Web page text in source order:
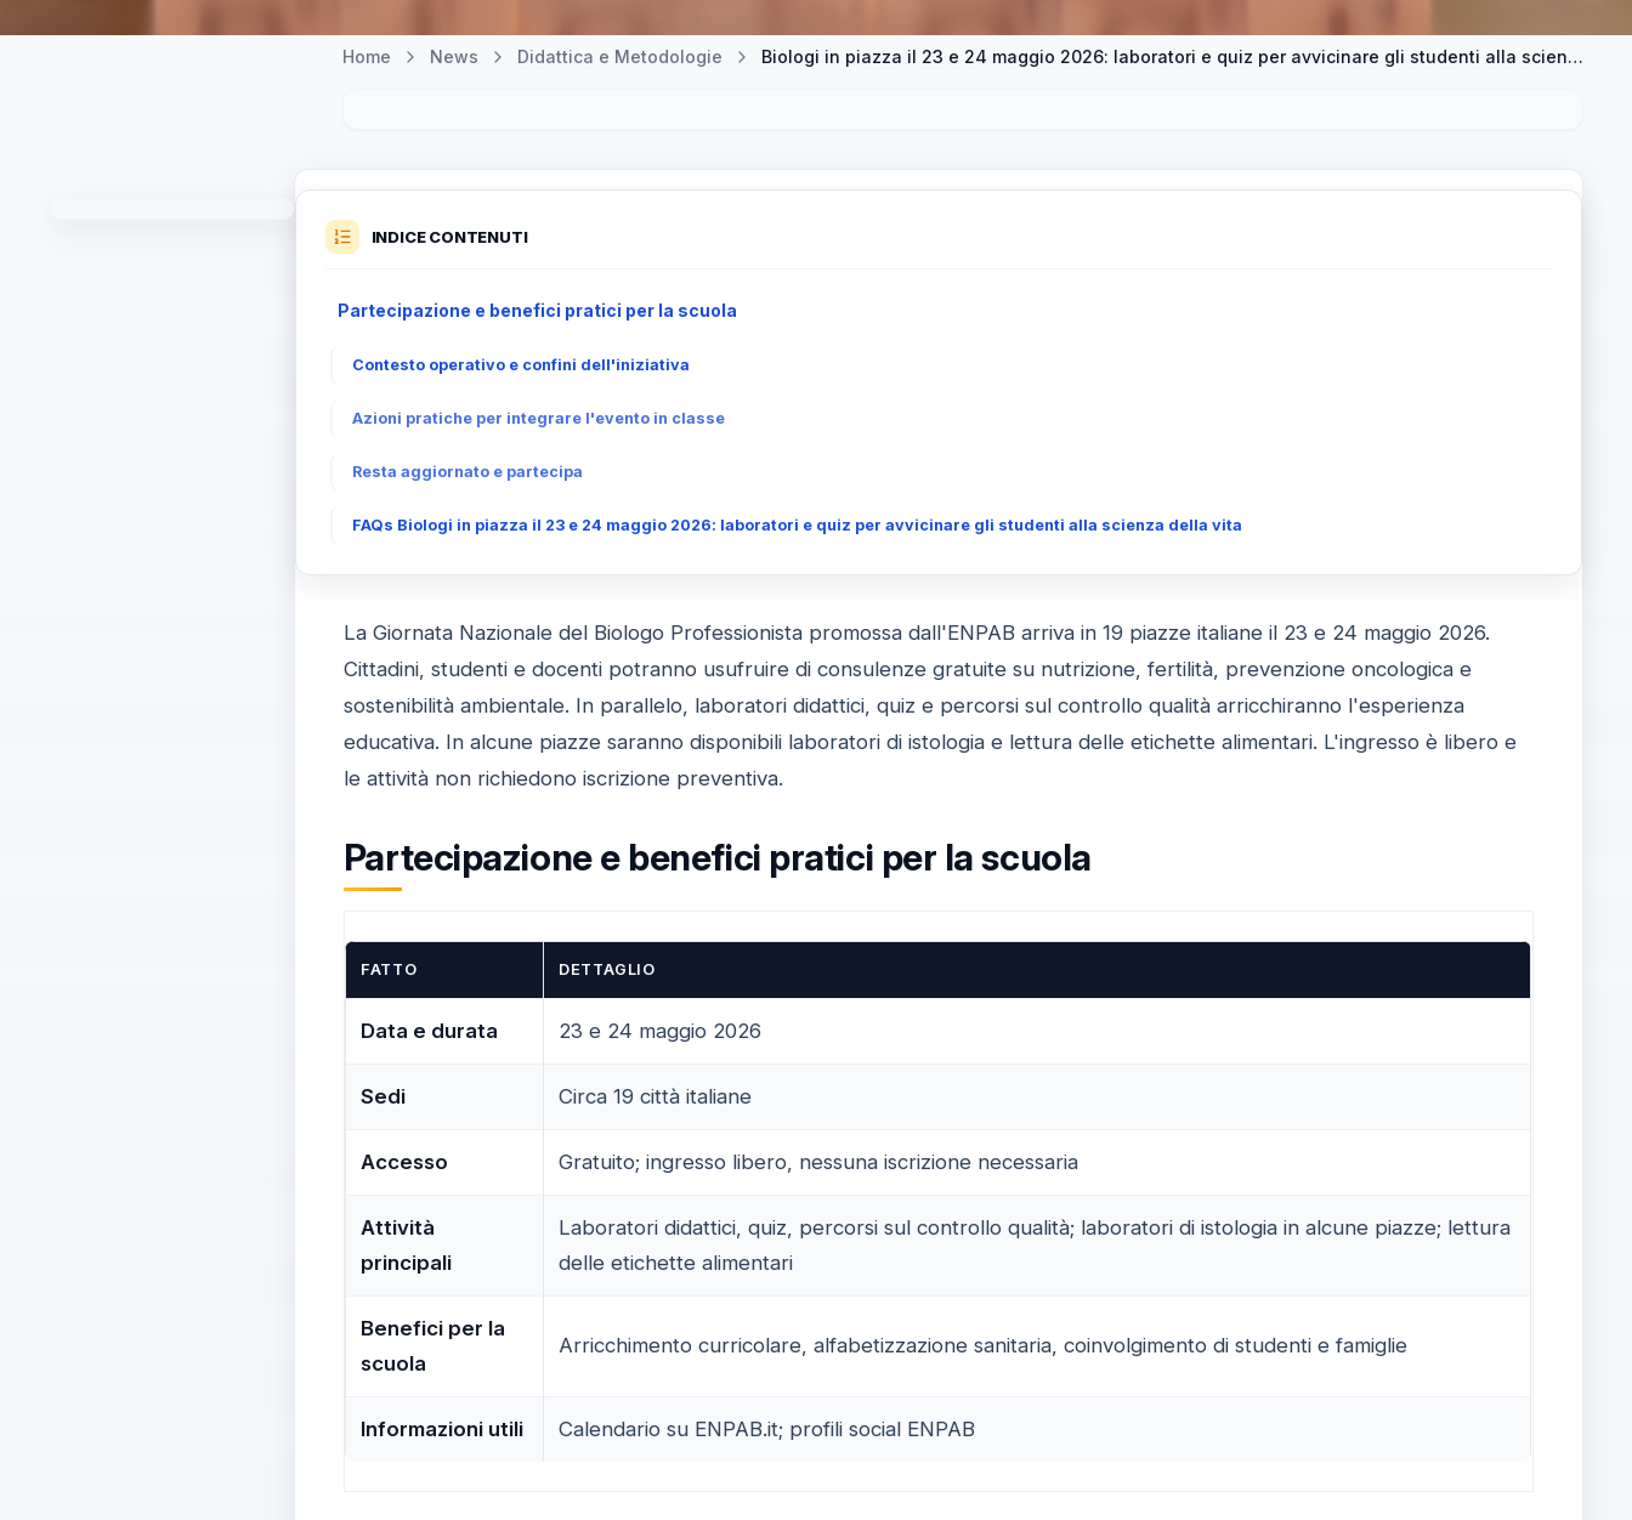
Home News Didattica e Metodologie Biologi in piazza il 23 e 24 maggio 2026: laboratori e quiz per avvicinare gli studenti alla scienza della vita
INDICE CONTENUTI
Partecipazione e benefici pratici per la scuola
Contesto operativo e confini dell'iniziativa
Azioni pratiche per integrare l'evento in classe
Resta aggiornato e partecipa
FAQs Biologi in piazza il 23 e 24 maggio 2026: laboratori e quiz per avvicinare gli studenti alla scienza della vita
La Giornata Nazionale del Biologo Professionista promossa dall'ENPAB arriva in 19 piazze italiane il 23 e 24 maggio 2026.
Cittadini, studenti e docenti potranno usufruire di consulenze gratuite su nutrizione, fertilità, prevenzione oncologica e
sostenibilità ambientale. In parallelo, laboratori didattici, quiz e percorsi sul controllo qualità arricchiranno l'esperienza
educativa. In alcune piazze saranno disponibili laboratori di istologia e lettura delle etichette alimentari. L'ingresso è libero e
le attività non richiedono iscrizione preventiva.
Partecipazione e benefici pratici per la scuola
FATTO DETTAGLIO
Data e durata 23 e 24 maggio 2026
Sedi Circa 19 città italiane
Accesso Gratuito; ingresso libero, nessuna iscrizione necessaria
Attività
principali
Laboratori didattici, quiz, percorsi sul controllo qualità; laboratori di istologia in alcune piazze; lettura
delle etichette alimentari
Benefici per la
scuola
Arricchimento curricolare, alfabetizzazione sanitaria, coinvolgimento di studenti e famiglie
Informazioni utili Calendario su ENPAB.it; profili social ENPAB